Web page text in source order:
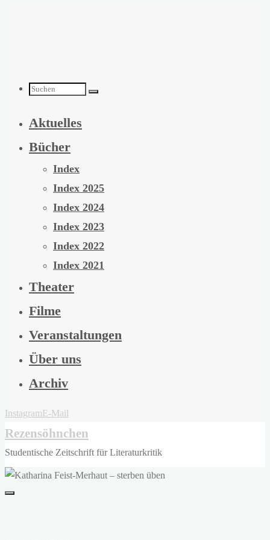
Suchen
nach:
Aktuelles
Bücher
Index
Index 2025
Index 2024
Index 2023
Index 2022
Index 2021
Theater
Filme
Veranstaltungen
Über uns
Archiv
InstagramE-Mail
Rezensöhnchen
Studentische Zeitschrift für Literaturkritik